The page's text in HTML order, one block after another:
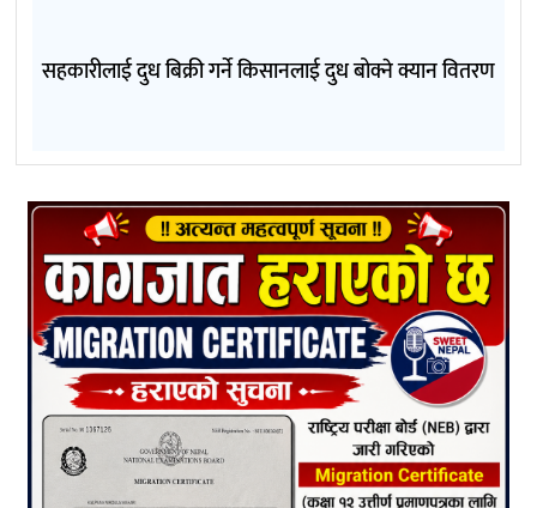
सहकारीलाई दुध बिक्री गर्ने किसानलाई दुध बोक्ने क्यान वितरण